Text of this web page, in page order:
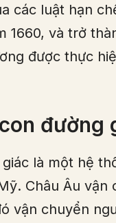
các luật hạn
1660, và trở
được thực
đường
là một hệ
Châu Âu
vận chuyển